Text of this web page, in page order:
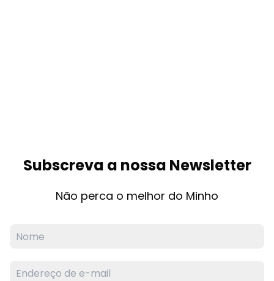
Subscreva a nossa Newsletter
Não perca o melhor do Minho